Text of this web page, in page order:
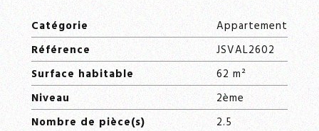
Catégorie
Appartement
Référence
JSVAL2602
Surface habitable
62 m²
Niveau
2ème
Nombre de pièce(s)
2.5